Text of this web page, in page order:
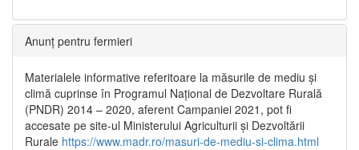
Anunț pentru fermieri
Materialele informative referitoare la măsurile de mediu și
climă cuprinse în Programul Național de Dezvoltare Rurală
(PNDR) 2014 – 2020, aferent Campaniei 2021, pot fi
accesate pe site-ul Ministerului Agriculturii și Dezvoltării
Rurale https://www.madr.ro/masuri-de-mediu-si-clima.html